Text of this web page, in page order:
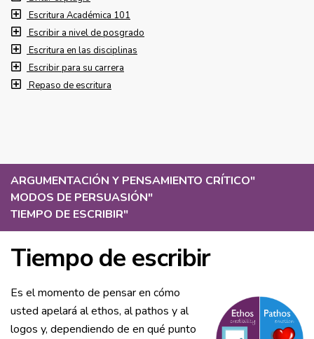
ARGUMENTACIÓN Y PENSAMIENTO CRÍTICO"
MODOS DE PERSUASIÓN"
TIEMPO DE ESCRIBIR"
Tiempo de escribir
Es el momento de pensar en cómo
usted apelará al ethos, al pathos y al
logos y, dependiendo de en qué punto
Escritura Académica 101
Escribir a nivel de posgrado
Escritura en las disciplinas
Escribir para su carrera
Repaso de escritura